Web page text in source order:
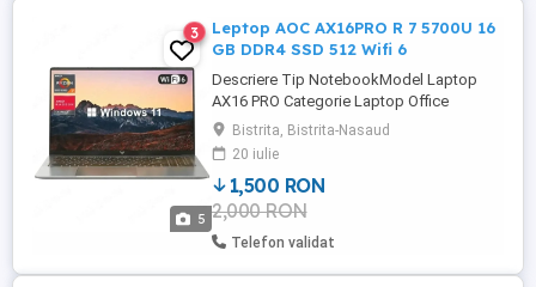
5
3
Leptop AOC AX16PRO R 7 5700U 16
GB DDR4 SSD 512 Wifi 6
Descriere Tip NotebookModel Laptop
AX16 PRO Categorie Laptop Office
Culoare Laptop Gri DisplayDiagonala
Laptop 16.1 inch Rezolutie Laptop 1920 x
1080 Format Laptop Full HD Iluminare
Laptop LED backlight Suprafata Laptop
Anti-Glare Rata Refresh Laptop 60 Hz
ProcesorProducator Procesor ...
Bistrita, Bistrita-Nasaud
20 iulie
1,500 RON
2,000 RON
Telefon validat